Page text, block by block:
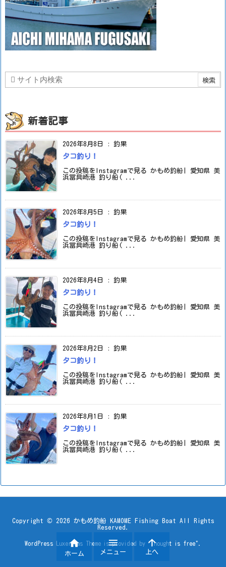
新着記事
2026年8月8日 : 釣果
タコ釣り！
この投稿をInstagramで見る かもめ釣船| 愛知県 美
浜冨具崎港 釣り船( ...
2026年8月5日 : 釣果
タコ釣り！
この投稿をInstagramで見る かもめ釣船| 愛知県 美
浜冨具崎港 釣り船( ...
2026年8月4日 : 釣果
タコ釣り！
この投稿をInstagramで見る かもめ釣船| 愛知県 美
浜冨具崎港 釣り船( ...
2026年8月2日 : 釣果
タコ釣り！
この投稿をInstagramで見る かもめ釣船| 愛知県 美
浜冨具崎港 釣り船( ...
2026年8月1日 : 釣果
タコ釣り！
この投稿をInstagramで見る かもめ釣船| 愛知県 美
浜冨具崎港 釣り船( ...
Copyright © 2026 かもめ釣船 KAMOME Fishing Boat All Rights
Reserved.
WordPress Luxeritas Theme is provided by " Thought is free".

ホーム

メニュー

上へ